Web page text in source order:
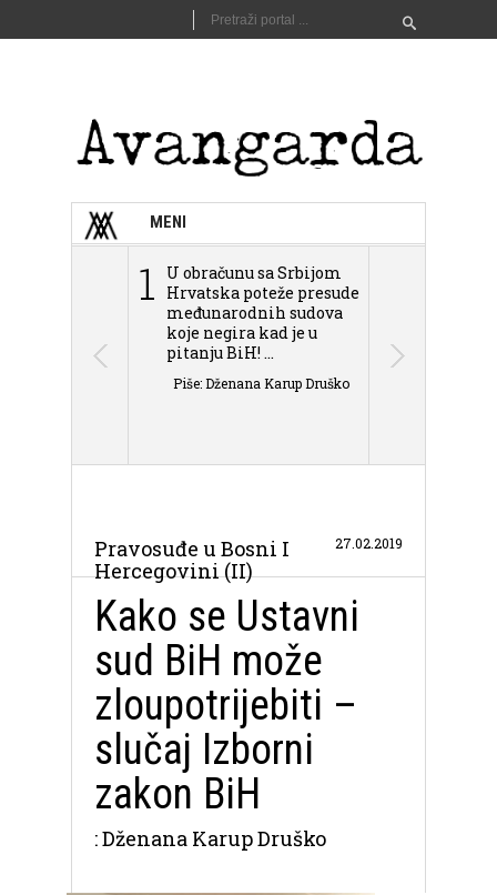
MENI
1
U obračunu sa Srbijom
Hrvatska poteže presude
međunarodnih sudova
koje negira kad je u
pitanju BiH! ...
Piše: Dženana Karup Druško
Pravosuđe u Bosni I
Hercegovini (II)
27.02.2019
Kako se Ustavni
sud BiH može
zloupotrijebiti –
slučaj Izborni
zakon BiH
: Dženana Karup Druško